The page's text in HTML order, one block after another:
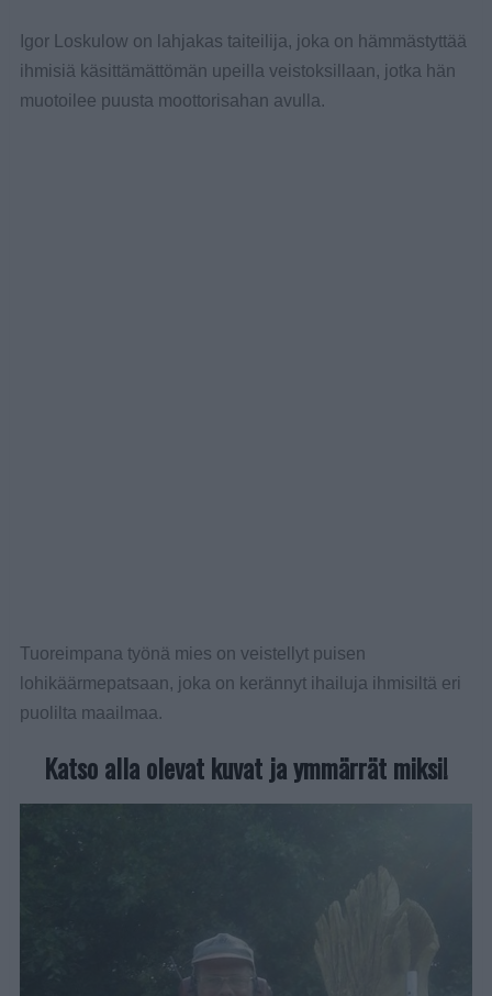
Igor Loskulow on lahjakas taiteilija, joka on hämmästyttää
ihmisiä käsittämättömän upeilla veistoksillaan, jotka hän
muotoilee puusta moottorisahan avulla.
Tuoreimpana työnä mies on veistellyt puisen
lohikäärmepatsaan, joka on kerännyt ihailuja ihmisiltä eri
puolilta maailmaa.
Katso alla olevat kuvat ja ymmärrät miksi!